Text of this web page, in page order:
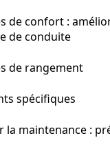
de confort :
de conduite
de rangement
spécifiques
la maintenance :